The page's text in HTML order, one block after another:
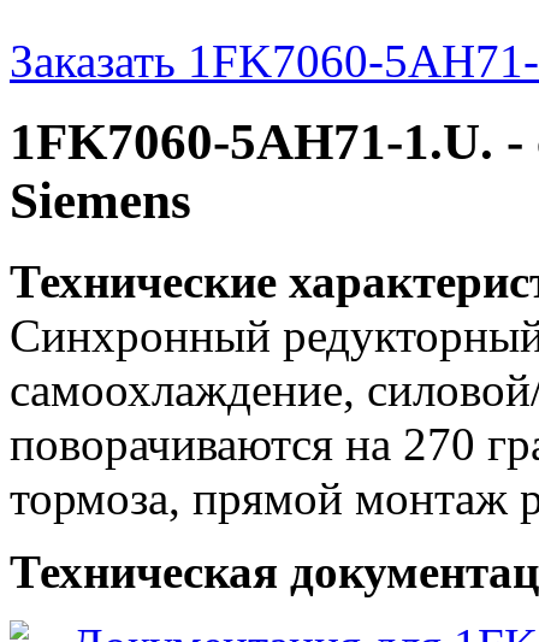
Заказать 1FK7060-
1FK7060-5AH71-1.U.
Siemens
Технические
Синхронный
самоохлаждение,
поворачиваются на 270
тормоза, прямой монтаж
Техническая